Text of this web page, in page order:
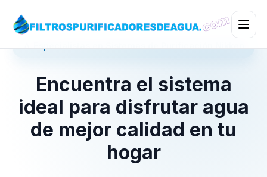
Encuentra el sistema
ideal para disfrutar agua
de mejor calidad en tu
hogar